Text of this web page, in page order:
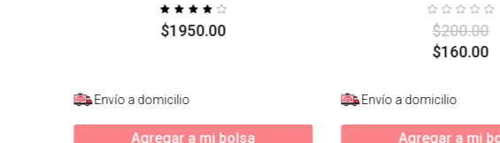
$1950.00
Envío a domicilio
Agregar a mi bolsa
$200.00
$160.00
Envío a domicilio
Agregar a mi